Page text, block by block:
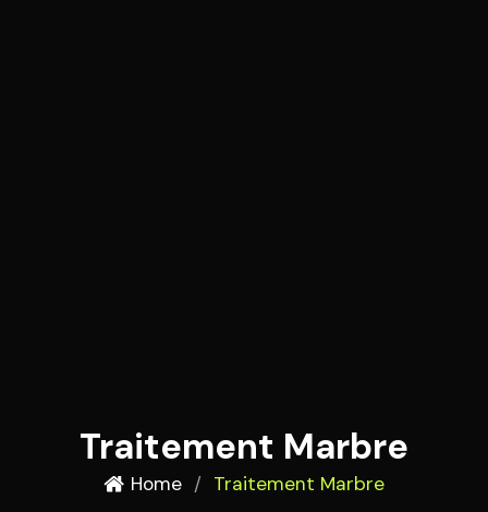
Traitement Marbre
Home / Traitement Marbre